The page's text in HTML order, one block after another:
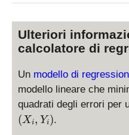
Ulteriori
calcolatore di
Un modello di
modello lineare che
quadrati degli errori per
(Xi, Yi ).